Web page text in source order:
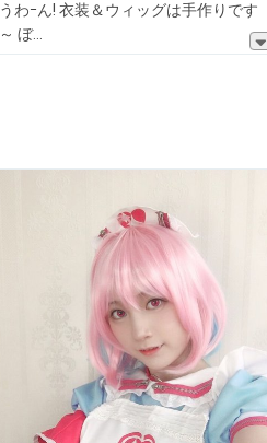
うわｰん! 衣装＆ウィッグは手作りです
～ ぼ